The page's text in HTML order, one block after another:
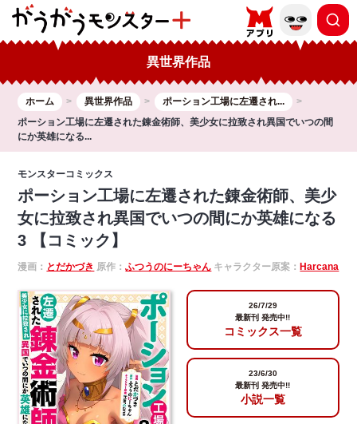
異世界作品
ホーム 異世界作品
ポーション工場に左遷され...
ポーション工場に左遷された錬金術師、美少女に拉致され異国でいつの間
にか英雄になる...
モンスターコミックス
ポーション工場に左遷された錬金術師、美少
女に拉致され異国でいつの間にか英雄になる
3 【コミック】
漫画： とだかづき 原作：ふつうのにーちゃん キャラクター原案： Harcana
26/7/29
最新刊 発売中!!
コミックス一覧
23/6/30
最新刊 発売中!!
小説一覧